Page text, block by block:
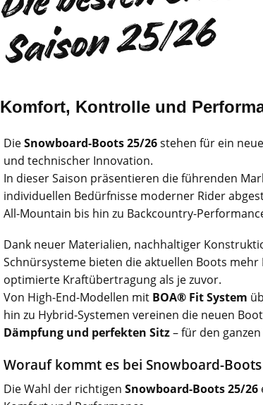
6
Komfort, Kontrolle und
DieSnowboard-Boots 25/26stehen für ein
und technischer Innovation.
In dieser Saison präsentieren die führenden
individuellen Bedürfnisse moderner Rider
All-Mountain bis hin zu Backcountry-
Dank neuer Materialien, nachhaltiger
Schnürsysteme bieten die aktuellen Boots mehr
optimierte Kraftübertragung als je zuvor.
Von High-End-Modellen mit BOA® Fit System
hin zu Hybrid-Systemen vereinen die neuen
Dämpfung und perfekten Sitz– für den
Worauf kommt es bei Snowboard-
Die Wahl der richtigen Snowboard-Boots 25/26